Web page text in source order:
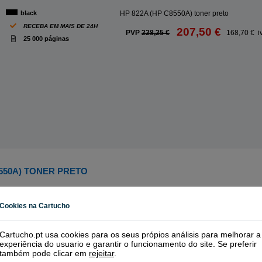
black
RECEBA EM MAIS DE 24H
25 000 páginas
HP 822A (HP C8550A) toner preto
PVP 228,25 € 207,50 € 168,70 €
TONER PRETO
Cookies na Cartucho
Cartucho.pt usa cookies para os seus própios análisis para melhorar a
experiência do usuario e garantir o funcionamento do site. Se preferir
também pode clicar em rejeitar.